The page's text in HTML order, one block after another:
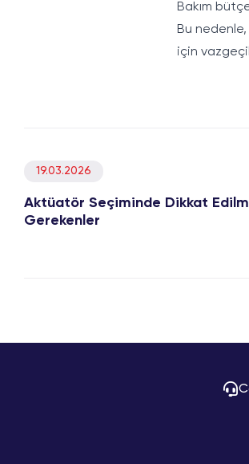
Bakım
Bu
için
19.03.2026
Aktüatör Seçiminde Dikkat
Gerekenler